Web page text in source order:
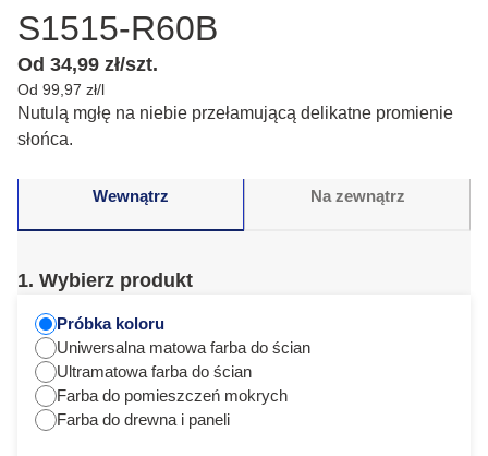
S1515-R60B
Od 34,99 zł/szt.
Od 99,97 zł/l
Nutulą mgłę na niebie przełamującą delikatne promienie
słońca.
Wewnątrz Na zewnątrz
1. Wybierz produkt
Próbka koloru
Uniwersalna matowa farba do ścian
Ultramatowa farba do ścian
Farba do pomieszczeń mokrych
Farba do drewna i paneli